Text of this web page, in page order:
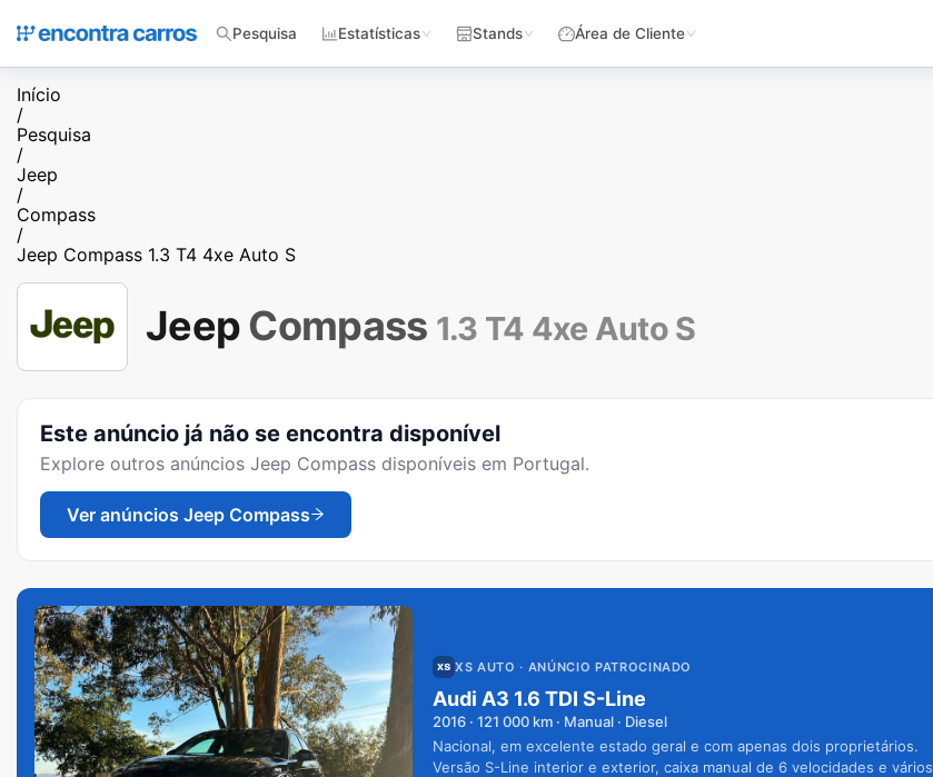
Pesquisa Estatísticas Stands Área de Cliente
Início
/
Pesquisa
/
Jeep
/
Compass
/
Jeep Compass 1.3 T4 4xe Auto S
JeepCompass 1.3 T4 4xe Auto S
Este anúncio já não se encontra disponível
Explore outros anúncios Jeep Compass disponíveis em Portugal.
Ver anúncios Jeep Compass
XS AUTO · ANÚNCIO PATROCINADO
Audi A3 1.6 TDI S-Line
2016 · 121 000 km · Manual · Diesel
Nacional, em excelente estado geral e com apenas dois proprietários.
Versão S-Line interior e exterior, caixa manual de 6 velocidades e vários